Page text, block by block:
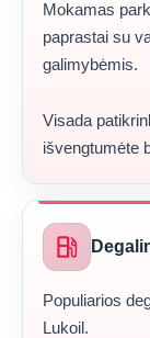
Mokamas
paprastai su
galimybėmis.
Visada
išvengtumėte
local_gas_station
Populiarios
Lukoil.